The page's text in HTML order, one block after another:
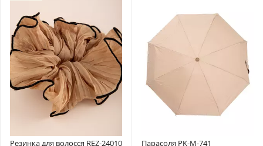
Резинка для волосся REZ-24010 Парасоля PK-M-741